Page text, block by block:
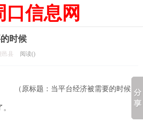
口信息网
时候
邑县 阅读()
（原标题：当平台经济被需要的时候）